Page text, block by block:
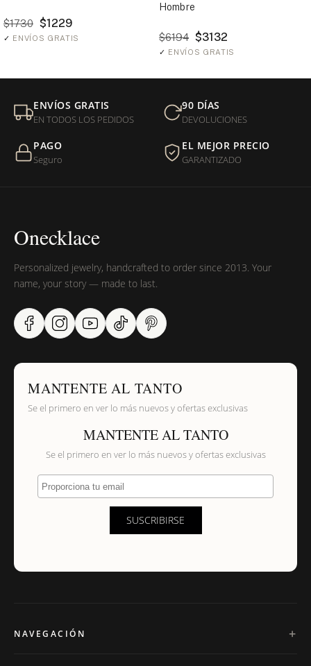
$1730 $1229
✓ ENVÍOS GRATIS
Hombre
$6194 $3132
✓ ENVÍOS GRATIS
ENVÍOS GRATIS
EN TODOS LOS PEDIDOS
90 DÍAS
DEVOLUCIONES
PAGO
Seguro
EL MEJOR PRECIO
GARANTIZADO
Onecklace
Personalized jewelry, handcrafted to order since 2013. Your
name, your story — made to last.
MANTENTE AL TANTO
Se el primero en ver lo más nuevos y ofertas exclusivas
MANTENTE AL TANTO
Se el primero en ver lo más nuevos y ofertas exclusivas
Proporciona tu email
SUSCRIBIRSE
NAVEGACIÓN